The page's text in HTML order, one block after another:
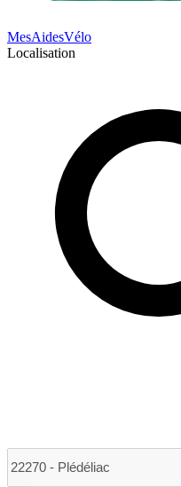
MesAidesVélo
Localisation